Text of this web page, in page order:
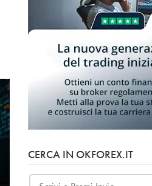
CERCA IN OKFOREX.IT